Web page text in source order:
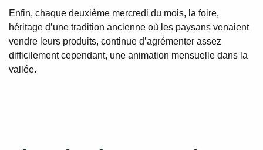
Enfin, chaque deuxième mercredi du mois, la foire,
héritage d’une tradition ancienne où les paysans venaient
vendre leurs produits, continue d’agrémenter assez
difficilement cependant, une animation mensuelle dans la
vallée.